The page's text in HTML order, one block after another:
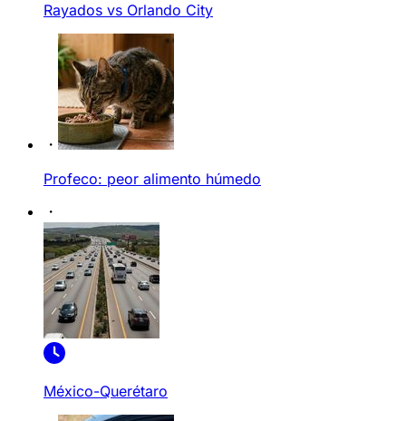
Rayados vs Orlando City
Profeco: peor alimento húmedo
México-Querétaro